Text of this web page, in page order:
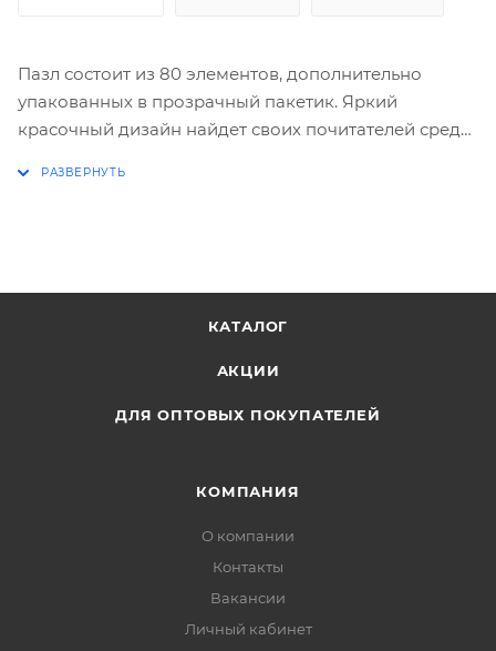
Пазл состоит из 80 элементов, дополнительно
упакованных в прозрачный пакетик. Яркий
красочный дизайн найдет своих почитателей среди
КАТАЛОГ
АКЦИИ
ДЛЯ ОПТОВЫХ ПОКУПАТЕЛЕЙ
КОМПАНИЯ
О компании
Контакты
Вакансии
Личный кабинет